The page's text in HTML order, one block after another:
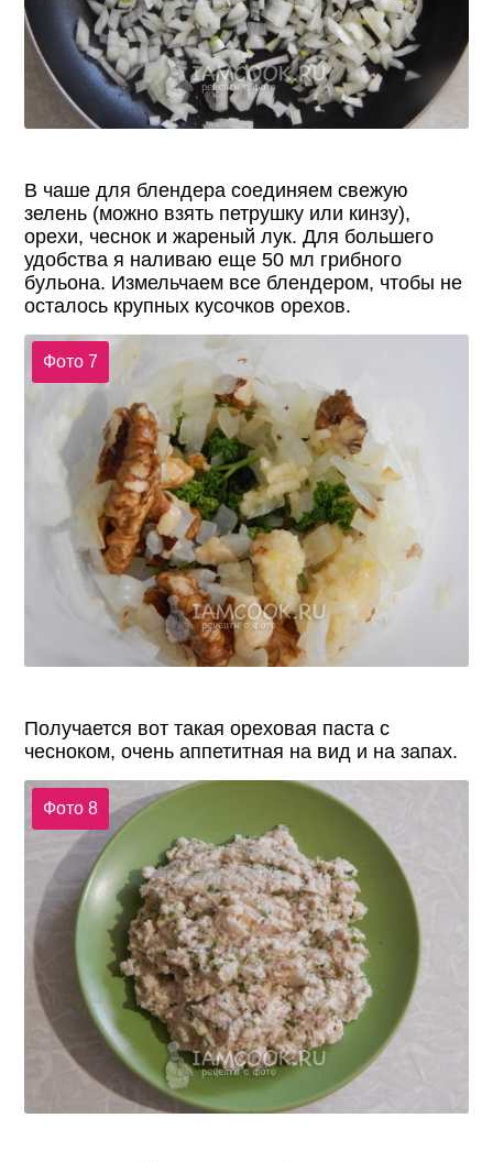
В чаше для блендера соединяем свежую
зелень (можно взять петрушку или кинзу),
орехи, чеснок и жареный лук. Для большего
удобства я наливаю еще 50 мл грибного
бульона. Измельчаем все блендером, чтобы не
осталось крупных кусочков орехов.
Фото 7
Получается вот такая ореховая паста с
чесноком, очень аппетитная на вид и на запах.
Фото 8